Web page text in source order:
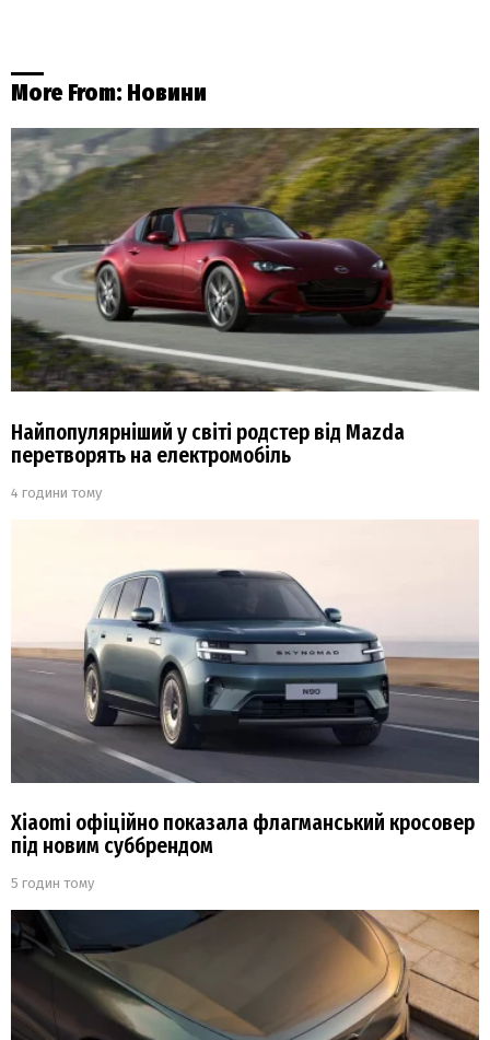
More From: Новини
Найпопулярніший у світі родстер від Mazda
перетворять на електромобіль
4 години тому
Xiaomi офіційно показала флагманський кросовер
під новим суббрендом
5 годин тому